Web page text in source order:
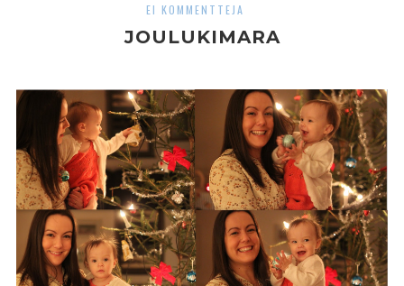
EI KOMMENTTEJA
JOULUKIMARA